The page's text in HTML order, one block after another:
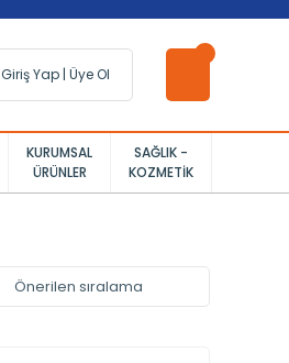
Giriş Yap | Üye Ol
KURUMSAL
ÜRÜNLER
SAĞLIK -
KOZMETIK